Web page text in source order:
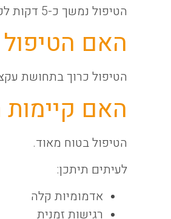
הטיפול נמשך כ-5 דקות לכל צד בלבד ומתבצע בקליניקה.
האם הטיפול
הטיפול כרוך בתחושת
האם קיימות
הטיפול בטוח מאוד.
לעיתים תיתכן:
אדמומיות קלה
רגישות זמנית